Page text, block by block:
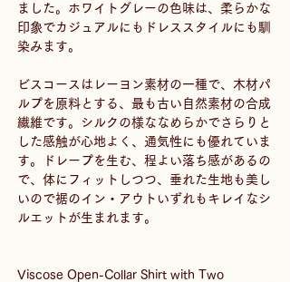
ました。ホワイトグレーの色味は、柔らかな
印象でカジュアルにもドレススタイルにも馴
染みます。
ビスコースはレーヨン素材の一種で、木材パ
ルプを原料とする、最も古い自然素材の合成
繊維です。シルクの様ななめらかでさらりと
した感触が心地よく、通気性にも優れていま
す。ドレープを生む、程よい落ち感があるの
で、体にフィットしつつ、垂れた生地も美し
いので裾のイン・アウトいずれもキレイなシ
ルエットが生まれます。
Viscose Open-Collar Shirt with Two